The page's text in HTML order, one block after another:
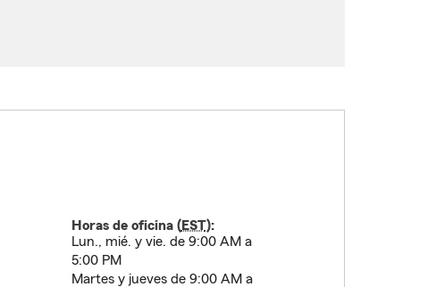
Horas de oficina (EST):
Lun., mié. y vie. de 9:00 AM a
5:00 PM
Martes y jueves de 9:00 AM a